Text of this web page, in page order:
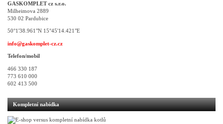
GASKOMPLET cz s.r.o.
Milheimova 2889
530 02 Pardubice
50°1'38.961"N 15°45'14.421"E
info@gaskomplet-cz.cz
Telefon/mobil
466 330 187
773 610 000
602 413 500
Kompletní nabídka